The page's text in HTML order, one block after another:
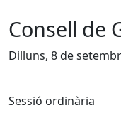
Consell de
Dilluns, 8 de
Sessió ordinària